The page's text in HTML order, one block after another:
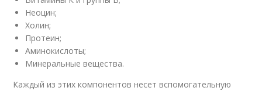
Неоцин;
Холин;
Протеин;
Аминокислоты;
Минеральные вещества.
Каждый из этих компонентов несет вспомогательную